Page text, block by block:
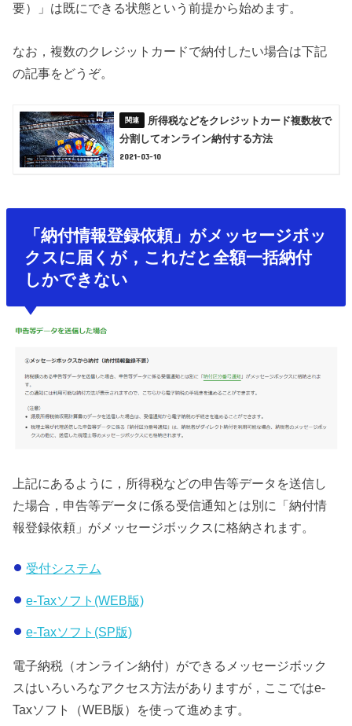
要）」は既にできる状態という前提から始めます。
なお，複数のクレジットカードで納付したい場合は下記
の記事をどうぞ。
所得税などをクレジットカード複数枚で
分割してオンライン納付する方法
2021-03-10
「納付情報登録依頼」がメッセージボッ
クスに届くが，これだと全額一括納付
しかできない
上記にあるように，所得税などの申告等データを送信し
た場合，申告等データに係る受信通知とは別に「納付情
報登録依頼」がメッセージボックスに格納されます。
受付システム
e-Taxソフト(WEB版)
e-Taxソフト(SP版)
電子納税（オンライン納付）ができるメッセージボック
スはいろいろなアクセス方法がありますが，ここではe-
Taxソフト（WEB版）を使って進めます。